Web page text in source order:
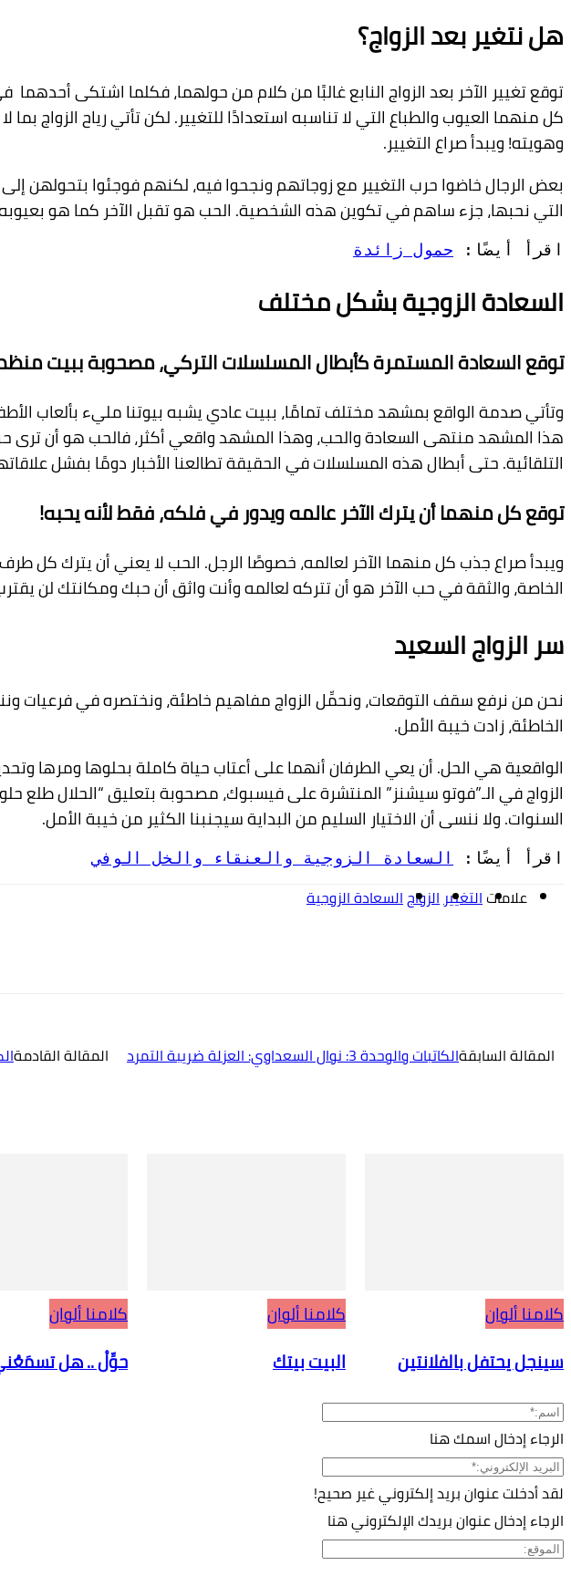
هل نتغير بعد الزواج؟
توقع تغيير الآخر بعد الزواج النابع غالبًا من كلام من حولهما، فكلما اشتكى
كل منهما العيوب والطباع التي لا تناسبه استعدادًاللتغيير. لكن تأتي رياح الزواج
وهويته! ويبدأ صراع التغيير.
بعض الرجال خاضواحرب التغيير مع زوجاتهم ونجحوا فيه، لكنهم فوجئوا بتحولهن إ
التي نحبها، جزء ساهم في تكوين هذه الشخصية. الحب هو تقبل الآخر كما هو بعيوبه
اقرأ أيضًا: حمول زائدة
السعادة الزوجية بشكل مختلف
توقع السعادة المستمرة كأبطال المسلسلات التركي، مصحوبة ببيت منظم،
وتأتي صدمة الواقع بمشهد مختلف تمامًا، ببيت عادي يشبه بيوتنا مليء بألعاب
هذا المشهد منتهى السعادة والحب، وهذا المشهد واقعي أكثر، فالحب هو أن ترى
التلقائية.حتى أبطال هذه المسلسلات في الحقيقة تطالعنا الأخبار دومًا بفشل
توقع كل منهما أن يترك الآخر عالمه ويدور في فلكه، فقط لأنه يحبه!
ويبدأ صراع جذب كل منهما الآخر لعالمه، خصوصًا الرجل. الحب لا يعني أن يترك كل
الخاصة، والثقة في حب الآخر هو أن تتركه لعالمه وأنت واثق أن حبك ومكانتك لن
سر الزواج السعيد
نحن من نرفع سقف التوقعات، ونحمِّلالزواج مفاهيم خاطئة، ونختصره في فرعيات
الخاطئة، زادت خيبة الأمل.
الواقعية هي الحل. أن يعيالطرفان أنهما على أعتاب حياة كاملة بحلوها ومرها
الزواج في الـ”فوتو سيشنز” المنتشرة على فيسبوك، مصحوبة بتعليق “الحلال
السنوات. ولا ننسى أن الاختيار السليم من البدايةسيجنبنا الكثير من خيبة الأمل.
اقرأ أيضًا: السعادة الزوجية والعنقاء والخل الوفي
علاماتالتغييرالزواجالسعادة الزوجية
المقالة السابقةالكاتبات والوحدة 3: نوال السعداوي: العزلة ضريبة التمرد المقالة القادمة
كلامنا ألوان
سينجل يحتفل بالفلانتين
كلامنا ألوان
البيت بيتك
كلامنا ألوان
حوِّلْ .. هل
الرجاء إدخال اسمك هنا
لقد أدخلت عنوان بريد إلكتروني غير صحيح!
الرجاء إدخال عنوان بريدك الإلكتروني هنا